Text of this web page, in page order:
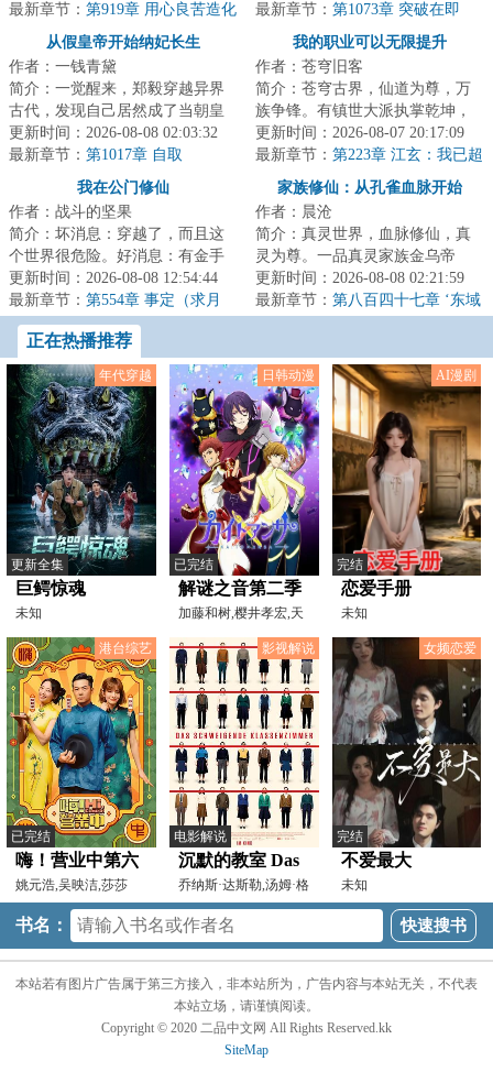
森然，见...
最新章节： 第919章 用心良苦造化
终（二合一）
家翁，谁想成...
最新章节： 第1073章 突破在即
从假皇帝开始纳妃长生
作者：一钱青黛
简介：一觉醒来，郑毅穿越异界
古代，发现自己居然成了当朝皇
帝的影子！影子者，替身也！随
时都面临着被刺...
更新时间：2026-08-08 02:03:32
最新章节： 第1017章 自取
我的职业可以无限提升
作者：苍穹旧客
简介：苍穹古界，仙道为尊，万
族争锋。有镇世大派执掌乾坤，
有无上圣地俯瞰诸天，还有神裔
世家世袭权柄，...
更新时间：2026-08-07 20:17:09
最新章节： 第223章 江玄：我已超
越人智！
我在公门修仙
作者：战斗的坚果
简介：坏消息：穿越了，而且这
个世界很危险。好消息：有金手
指，而且这个世界具备强有力的
秩序体制，所以...
更新时间：2026-08-08 12:54:44
最新章节： 第554章 事定（求月
票）
家族修仙：从孔雀血脉开始
作者：晨沧
简介：真灵世界，血脉修仙，真
灵为尊。一品真灵家族金乌帝
家，金乌血脉化成大日横空，普
照十方。二品真灵...
更新时间：2026-08-08 02:21:59
最新章节： 第八百四十七章 ‘东域
正在热播推荐
年代穿越
更新全集
巨鳄惊魂
未知
日韩动漫
已完结
解谜之音第二季
加藤和树,樱井孝宏,天
龙源一郎
AI漫剧
完结
恋爱手册
未知
港台综艺
已完结
嗨！营业中第六
季
姚元浩,吴映洁,莎莎
影视解说
电影解说
沉默的教室 Das
schweigende
Klassenzimmer[电
影解说]
乔纳斯·达斯勒,汤姆·格
兰门兹,米夏埃尔·
女频恋爱
完结
不爱最大
未知
书名：
本站若有图片广告属于第三方接入，非本站所为，广告内容与本站无关，不代表
本站立场，请谨慎阅读。
Copyright © 2020 二品中文网 All Rights Reserved.kk
SiteMap